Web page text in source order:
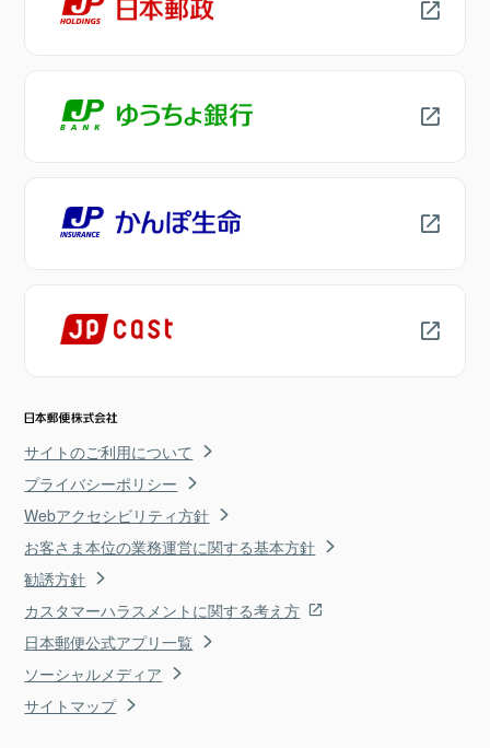
サイトのご利用について
プライバシーポリシー
Webアクセシビリティ方針
お客さま本位の業務運営に関する基本方針
勧誘方針
カスタマーハラスメントに関する考え方
日本郵便公式アプリ一覧
ソーシャルメディア
サイトマップ